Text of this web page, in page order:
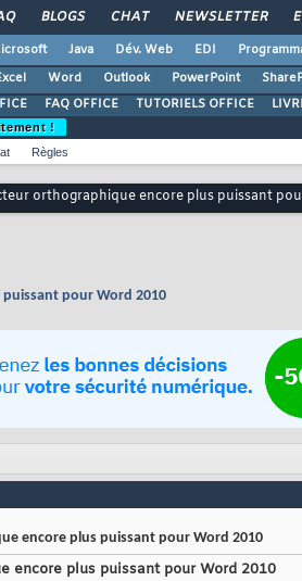
BLOGS CHAT NEWSLETTER
Java Dév. Web EDI
Word Outlook PowerPoint
FAQ OFFICE TUTORIELS OFFICE
!
Règles
orthographique encore plus puissant
pour Word 2010
encore plus puissant pour Word 2010
encore plus puissant pour Word 2010